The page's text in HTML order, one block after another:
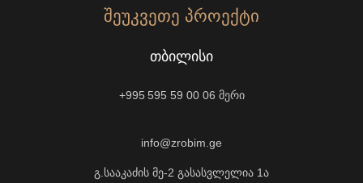
ᲨᲔᲣᲙᲕᲔᲗᲔ ᲞᲠᲝᲔᲥᲢᲘ
ᲗᲑᲘᲚᲘᲡᲘ
+995 595 59 00 06 მერი
info@zrobim.ge
გ.სააკაძის მე-2 გასასვლელია 1ა